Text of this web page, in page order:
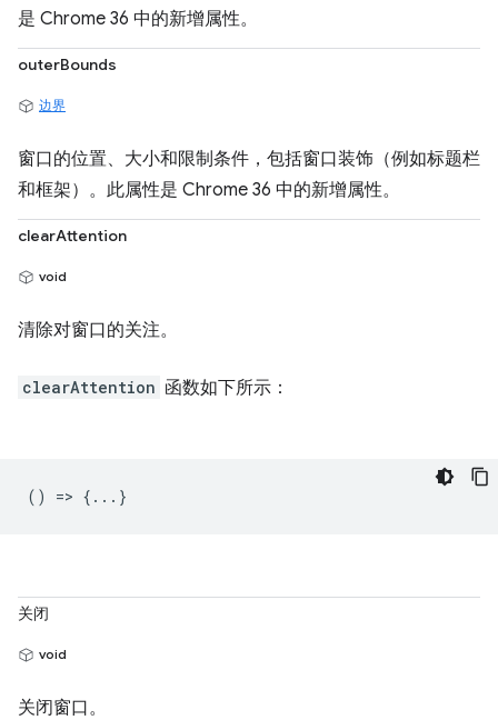
是 Chrome 36 中的新增属性。
outerBounds
边界
窗口的位置、大小和限制条件，包括窗口装饰（例如标题栏
和框架）。此属性是 Chrome 36 中的新增属性。
clearAttention
void
清除对窗口的关注。
clearAttention 函数如下所示：
() => {...}
关闭
void
关闭窗口。